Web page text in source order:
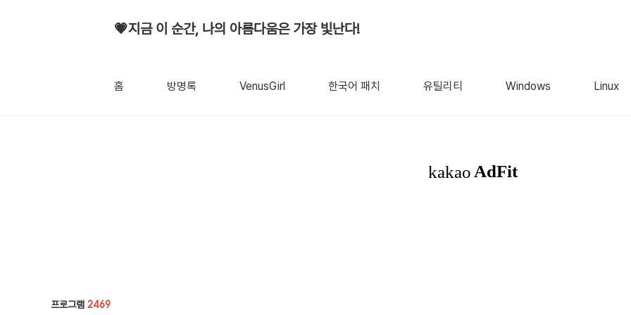
💗지금 이 순간, 나의 아름다움은 가장 빛난다!
홈 방명록 VenusGirl 한국어 패치 유틸리티 Windows Linux
프로그램 2469